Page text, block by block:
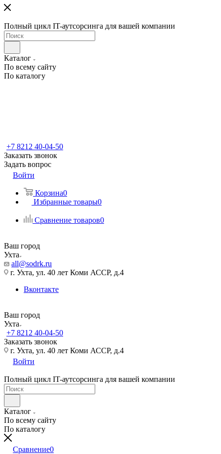
Полный цикл IT-аутсорсинга для вашей компании
Каталог
По всему сайту
По каталогу
+7 8212 40-04-50
Заказать звонок
Задать вопрос
Войти
Корзина0
Избранные товары0
Сравнение товаров0
Ваш город
Ухта
all@sodrk.ru
г. Ухта, ул. 40 лет Коми АССР, д.4
Вконтакте
Ваш город
Ухта
+7 8212 40-04-50
Заказать звонок
г. Ухта, ул. 40 лет Коми АССР, д.4
Войти
Полный цикл IT-аутсорсинга для вашей компании
Каталог
По всему сайту
По каталогу
Сравнение0